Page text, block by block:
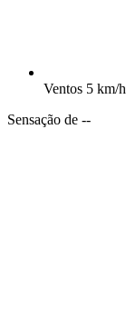
Ventos 5 km/h
Sensação de --